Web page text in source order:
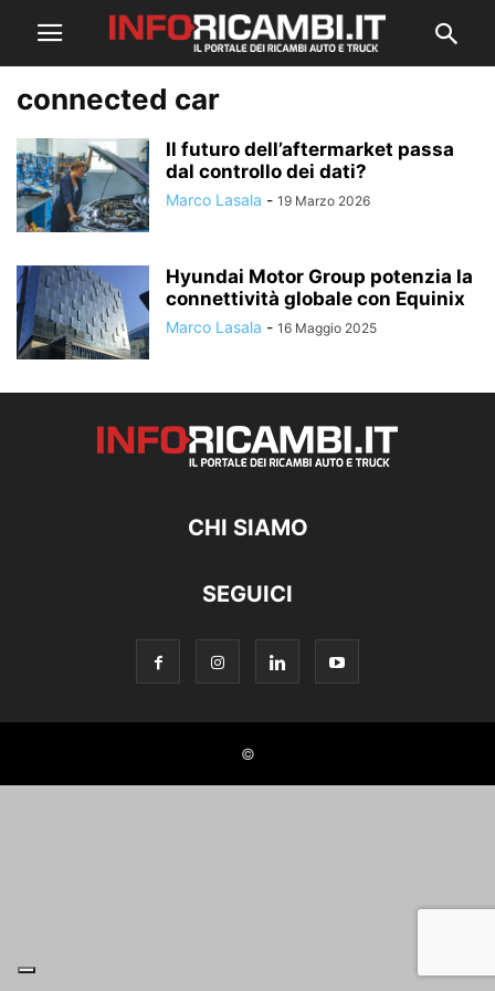
connected car
Il futuro dell’aftermarket passa
dal controllo dei dati?
Marco Lasala - 19 Marzo 2026
Hyundai Motor Group potenzia la
connettività globale con Equinix
Marco Lasala - 16 Maggio 2025
CHI SIAMO
SEGUICI
©